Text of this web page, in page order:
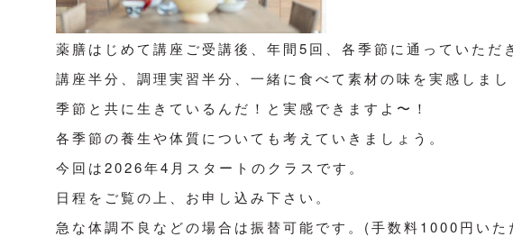
薬膳はじめて講座ご受講後、年間5回、各季節に通っていただ
講座半分、調理実習半分、一緒に食べて素材の味を実感しまし
季節と共に生きているんだ！と実感できますよ〜！
各季節の養生や体質についても考えていきましょう。
今回は2026年4月スタートのクラスです。
日程をご覧の上、お申し込み下さい。
急な体調不良などの場合は振替可能です。(手数料1000円いた